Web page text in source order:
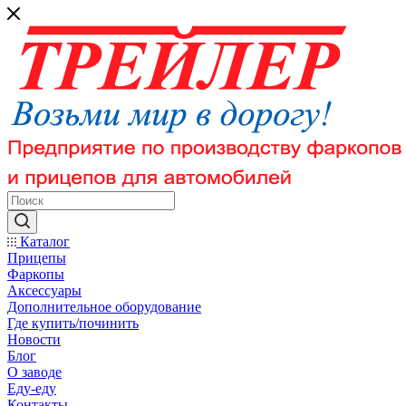
Каталог
Прицепы
Фаркопы
Аксессуары
Дополнительное оборудование
Где купить/починить
Новости
Блог
О заводе
Еду-еду